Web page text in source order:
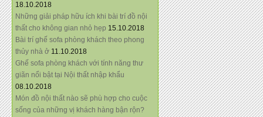
18.10.2018
Những giải pháp hữu ích khi bài trí đồ nội
thất cho không gian nhỏ hẹp 15.10.2018
Bài trí ghế sofa phòng khách theo phong
thủy nhà ở 11.10.2018
Ghế sofa phòng khách với tính năng thư
giãn nổi bật tại Nội thất nhập khẩu
08.10.2018
Món đồ nội thất nào sẽ phù hợp cho cuộc
sống của những vị khách hàng bận rộn?